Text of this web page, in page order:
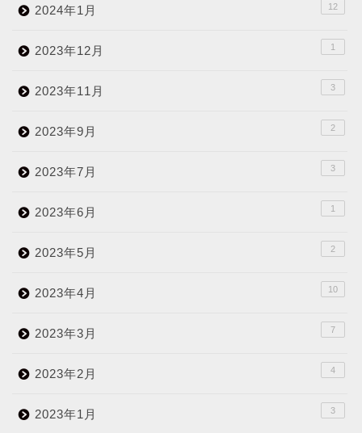
2024年1月 12
2023年12月 1
2023年11月 3
2023年9月 2
2023年7月 3
2023年6月 1
2023年5月 2
2023年4月 10
2023年3月 7
2023年2月 4
2023年1月 3